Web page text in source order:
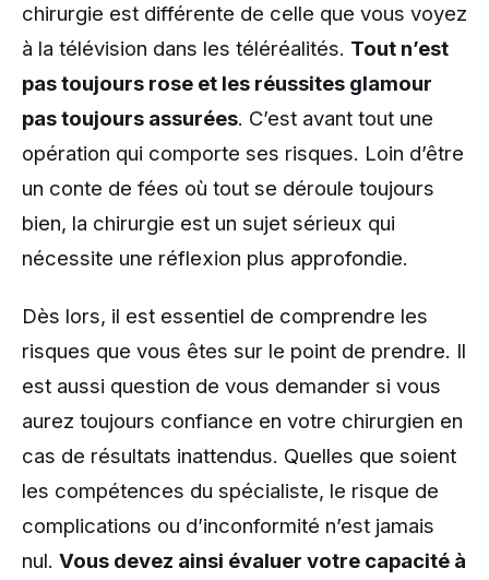
chirurgie est différente de celle que vous voyez
à la télévision dans les téléréalités. Tout n’est
pas toujours rose et les réussites glamour
pas toujours assurées. C’est avant tout une
opération qui comporte ses risques. Loin d’être
un conte de fées où tout se déroule toujours
bien, la chirurgie est un sujet sérieux qui
nécessite une réflexion plus approfondie.
Dès lors, il est essentiel de comprendre les
risques que vous êtes sur le point de prendre. Il
est aussi question de vous demander si vous
aurez toujours confiance en votre chirurgien en
cas de résultats inattendus. Quelles que soient
les compétences du spécialiste, le risque de
complications ou d’inconformité n’est jamais
nul. Vous devez ainsi évaluer votre capacité à